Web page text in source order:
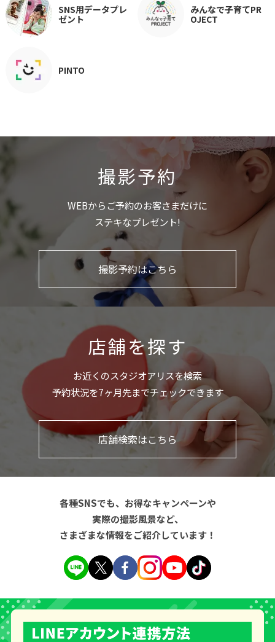
SNS用データプレ
ゼント
みんなで子育てPR
OJECT
PINTO
撮影予約
WEBからご予約のお客さまだけに
ステキなプレゼント!
撮影予約はこちら
店舗を探す
お近くのスタジオアリスを検索
予約状況を7ヶ月先までチェックできます
店舗検索はこちら
各種SNSでも、お得なキャンペーンや
実際の撮影風景など、
さまざまな情報をご紹介しています！